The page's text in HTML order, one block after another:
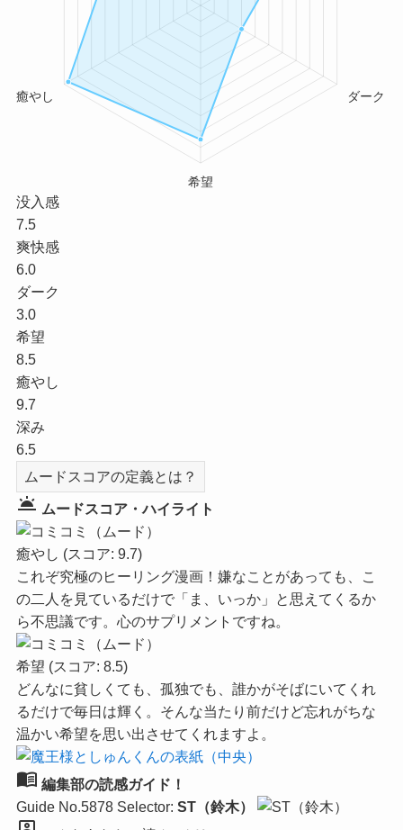
没入感
7.5
爽快感
6.0
ダーク
3.0
希望
8.5
癒やし
9.7
深み
6.5
ムードスコアの定義とは？
wb_twilight ムードスコア・ハイライト
癒やし (スコア: 9.7)
これぞ究極のヒーリング漫画！嫌なことがあっても、こ
の二人を見ているだけで「ま、いっか」と思えてくるか
ら不思議です。心のサプリメントですね。
希望 (スコア: 8.5)
どんなに貧しくても、孤独でも、誰かがそばにいてくれ
るだけで毎日は輝く。そんな当たり前だけど忘れがちな
温かい希望を思い出させてくれますよ。
menu_book 編集部の読感ガイド！
Guide No.5878 Selector: ST（鈴木）